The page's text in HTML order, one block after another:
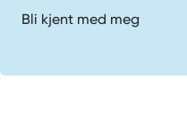
Bli kjent med meg